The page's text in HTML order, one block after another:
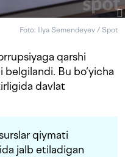
Foto: Ilya Semendeyev / Spot
qarshi
Bu bo‘yicha
davlat
qiymati
jalb etiladigan